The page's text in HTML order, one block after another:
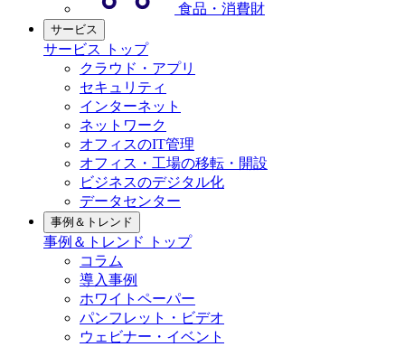
食品・消費財
サービス
サービス トップ
クラウド・アプリ
セキュリティ
インターネット
ネットワーク
オフィスのIT管理
オフィス・工場の移転・開設
ビジネスのデジタル化
データセンター
事例＆トレンド
事例＆トレンド トップ
コラム
導入事例
ホワイトペーパー
パンフレット・ビデオ
ウェビナー・イベント